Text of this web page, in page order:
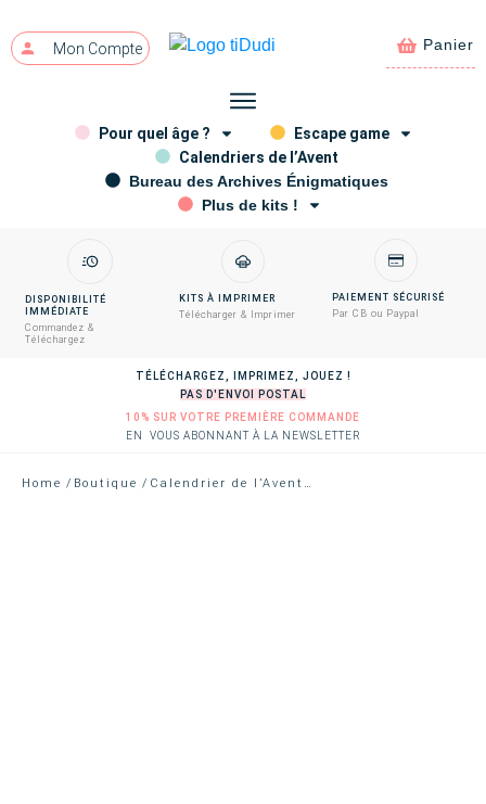
Mon Compte Panier
Pour quel âge ?
Escape game
Calendriers de l’Avent
Bureau des Archives Énigmatiques
Plus de kits !
DISPONIBILITÉ
IMMÉDIATE
Commandez &
Téléchargez
KITS À IMPRIMER
Télécharger & Imprimer
PAIEMENT SÉCURISÉ
Par CB ou Paypal
TÉLÉCHARGEZ, IMPRIMEZ, JOUEZ !
PAS D'ENVOI POSTAL
10% SUR VOTRE PREMIÈRE COMMANDE
EN VOUS ABONNANT À LA NEWSLETTER
Home / Boutique / Calendrier de l’Avent – Le Bureau des Archives Énigmatiques